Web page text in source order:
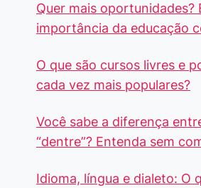
Quer mais oportunidades?
importância da educação
O que são cursos livres e
cada vez mais populares?
Você sabe a diferença
“dentre”? Entenda sem
Idioma, língua e dialeto: O